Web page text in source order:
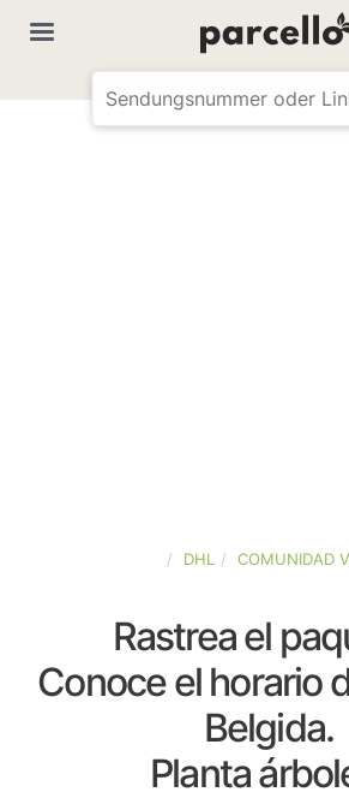
DHL COMUNIDAD
Rastrea el
Conoce el horario
Belgida.
Planta